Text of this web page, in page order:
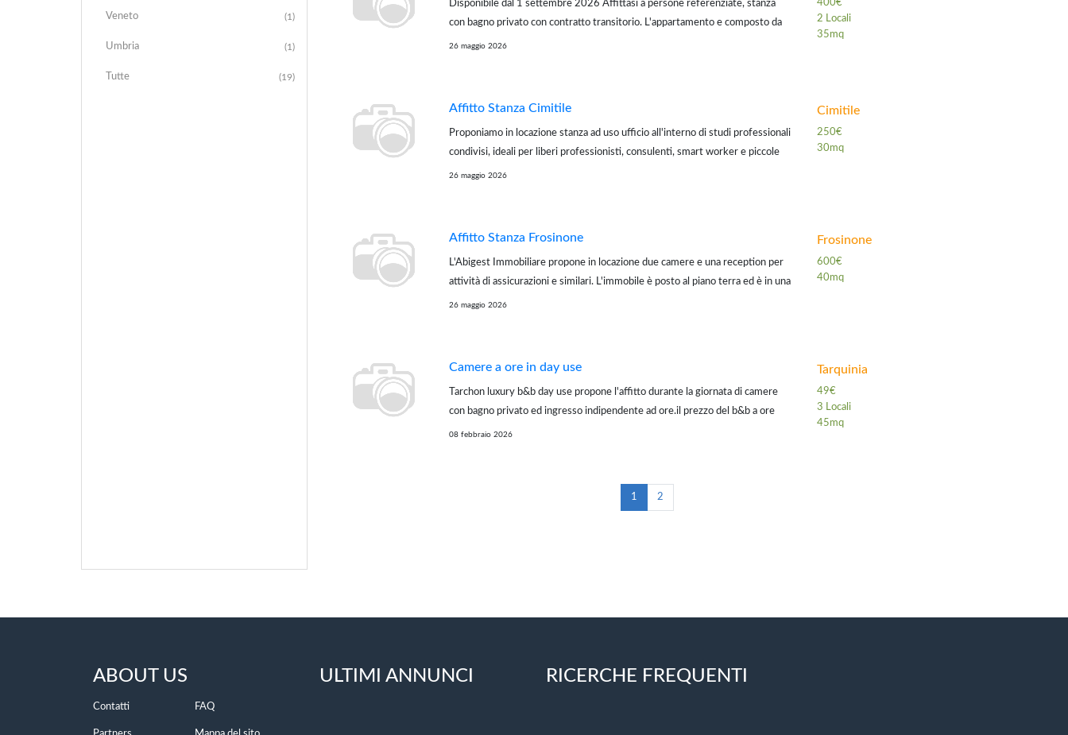
Veneto (1)
Umbria (1)
Tutte (19)
Disponibile dal 1 settembre 2026 Affittasi a persone referenziate, stanza
con bagno privato con contratto transitorio. L'appartamento e composto da
una ampia stanza di buone dimensioni con angolo ristoro, balcone verandato,
26 maggio 2026
400€
2 Locali
35mq
Affitto Stanza Cimitile
Proponiamo in locazione stanza ad uso ufficio all'interno di studi professionali
condivisi, ideali per liberi professionisti, consulenti, smart worker e piccole
attività. Cimitile, Via Roma Stanza uso ufficio di circa 18 mq Ubicata al 2 piano
26 maggio 2026
Cimitile
250€
30mq
Affitto Stanza Frosinone
L'Abigest Immobiliare propone in locazione due camere e una reception per
attività di assicurazioni e similari. L'immobile è posto al piano terra ed è in una
posizione comoda, nelle immediate vicinanze dell'autostrada e facilmente
26 maggio 2026
Frosinone
600€
40mq
Camere a ore in day use
Tarchon luxury b&b day use propone l'affitto durante la giornata di camere
con bagno privato ed ingresso indipendente ad ore.il prezzo del b&b a ore
varia dal 30% al 70% rispetto a quello della stessa camera per il
08 febbraio 2026
Tarquinia
49€
3 Locali
45mq
1 2
ABOUT US
Contatti FAQ
ULTIMI ANNUNCI RICERCHE FREQUENTI